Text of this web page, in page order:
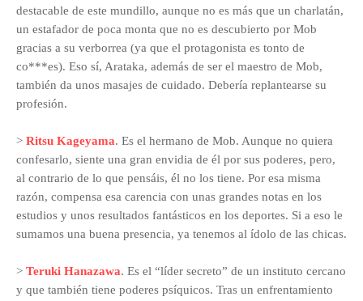
destacable de este mundillo, aunque no es más que un charlatán,
un estafador de poca monta que no es descubierto por Mob
gracias a su verborrea (ya que el protagonista es tonto de
co***es). Eso sí, Arataka, además de ser el maestro de Mob,
también da unos masajes de cuidado. Debería replantearse su
profesión.
> Ritsu Kageyama. Es el hermano de Mob. Aunque no quiera
confesarlo, siente una gran envidia de él por sus poderes, pero,
al contrario de lo que pensáis, él no los tiene. Por esa misma
razón, compensa esa carencia con unas grandes notas en los
estudios y unos resultados fantásticos en los deportes. Si a eso le
sumamos una buena presencia, ya tenemos al ídolo de las chicas.
> Teruki Hanazawa. Es el “líder secreto” de un instituto cercano
y que también tiene poderes psíquicos. Tras un enfrentamiento